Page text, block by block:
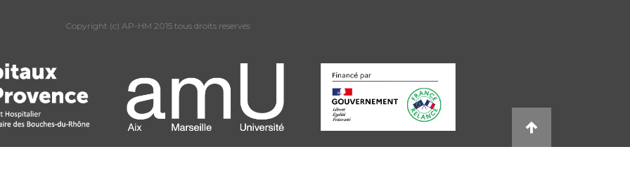
Copyright (c) AP-HM 2015 tous droits reservés
de confidentialité, en garantissant la conformité avec les réglementations. Personnalisez vos préférences pour